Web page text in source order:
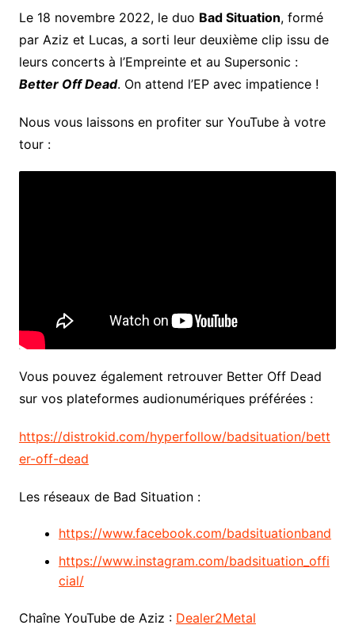
Le 18 novembre 2022, le duo Bad Situation, formé
par Aziz et Lucas, a sorti leur deuxième clip issu de
leurs concerts à l’Empreinte et au Supersonic :
Better Off Dead. On attend l’EP avec impatience !
Nous vous laissons en profiter sur YouTube à votre
tour :
Vous pouvez également retrouver Better Off Dead
sur vos plateformes audionumériques préférées :
https://distrokid.com/hyperfollow/badsituation/bett
er-off-dead
Les réseaux de Bad Situation :
https://www.facebook.com/badsituationband
https://www.instagram.com/badsituation_offi
cial/
Chaîne YouTube de Aziz : Dealer2Metal